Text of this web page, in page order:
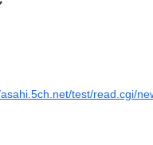
test/read.cgi/